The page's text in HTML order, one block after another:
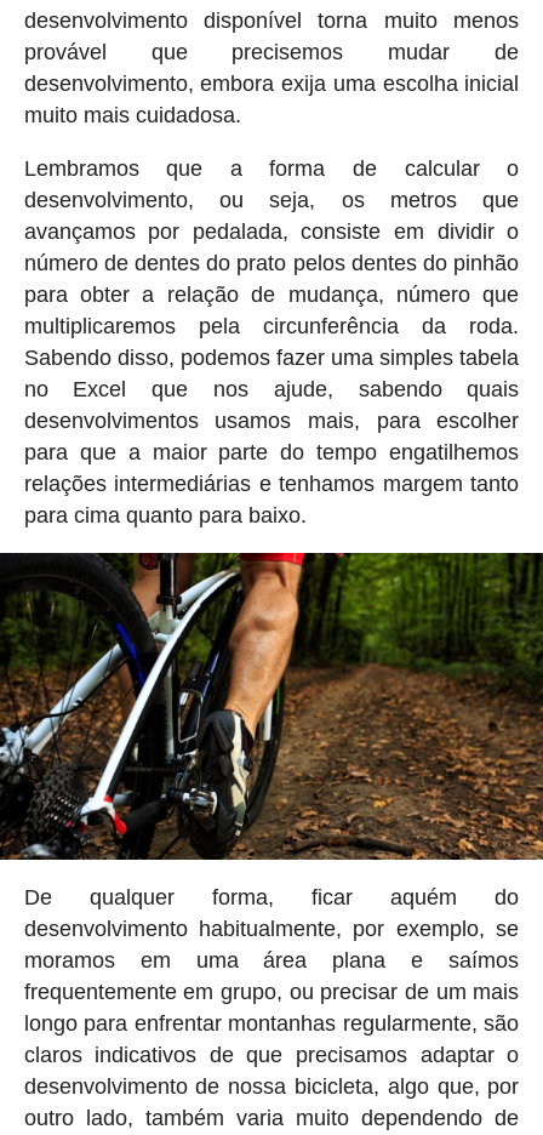
desenvolvimento disponível torna muito menos
provável que precisemos mudar de
desenvolvimento, embora exija uma escolha inicial
muito mais cuidadosa.
Lembramos que a forma de calcular o
desenvolvimento, ou seja, os metros que
avançamos por pedalada, consiste em dividir o
número de dentes do prato pelos dentes do pinhão
para obter a relação de mudança, número que
multiplicaremos pela circunferência da roda.
Sabendo disso, podemos fazer uma simples tabela
no Excel que nos ajude, sabendo quais
desenvolvimentos usamos mais, para escolher
para que a maior parte do tempo engatilhemos
relações intermediárias e tenhamos margem tanto
para cima quanto para baixo.
De qualquer forma, ficar aquém do
desenvolvimento habitualmente, por exemplo, se
moramos em uma área plana e saímos
frequentemente em grupo, ou precisar de um mais
longo para enfrentar montanhas regularmente, são
claros indicativos de que precisamos adaptar o
desenvolvimento de nossa bicicleta, algo que, por
outro lado, também varia muito dependendo de